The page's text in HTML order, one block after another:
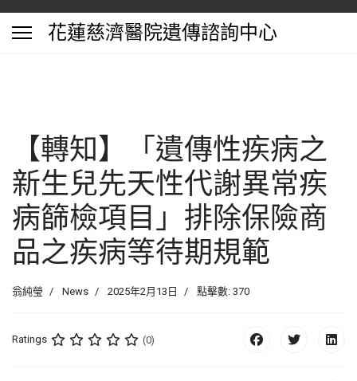
花蓮慈濟醫院遺傳諮詢中心
【轉知】「遺傳性疾病之
新生兒先天性代謝異常疾
病篩檢項目」排除保險商
品之疾病等待期規範
翁純瑩 News 2025年2月13日 點擊數: 370
Ratings (0)